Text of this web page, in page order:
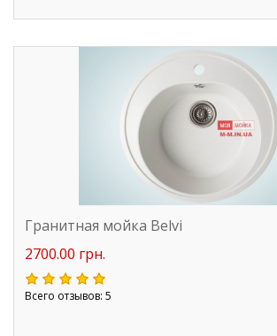
Гранитная мойка Belvi
2700.00 грн.
Всего отзывов: 5